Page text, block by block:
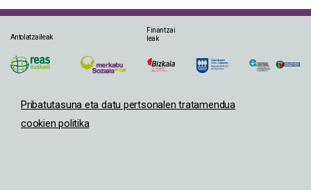
Antolatzaileak
Finantzai
leak
Pribatutasuna eta datu pertsonalen tratamendua
cookien politika